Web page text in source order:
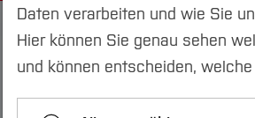
Daten verarbeiten und wie Sie
Hier können Sie genau sehen
und können entscheiden,